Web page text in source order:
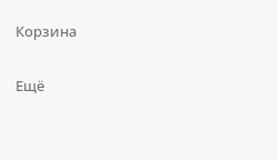
Корзина
Ещё